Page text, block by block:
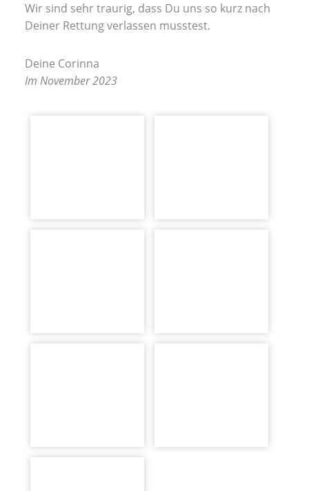
Wir sind sehr traurig, dass Du uns so kurz nach
Deiner Rettung verlassen musstest.
Deine Corinna
Im November 2023